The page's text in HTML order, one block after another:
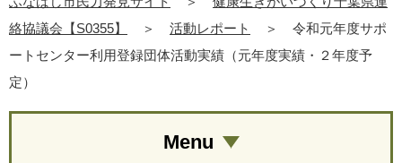
絡協議会【S0355】
＞ 活動レポート ＞
令和元年度サポ
ートセンター利用登録団体活動実績（元年度実績・２年度予
定）
Menu